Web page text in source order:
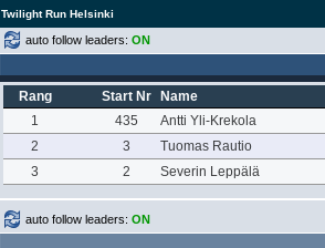
Twilight Run Helsinki
auto follow leaders: ON
Rang Start Nr
Name
1
435
Antti Yli-Krekola
2
3
Tuomas Rautio
3
2 Severin Leppälä
auto follow leaders: ON